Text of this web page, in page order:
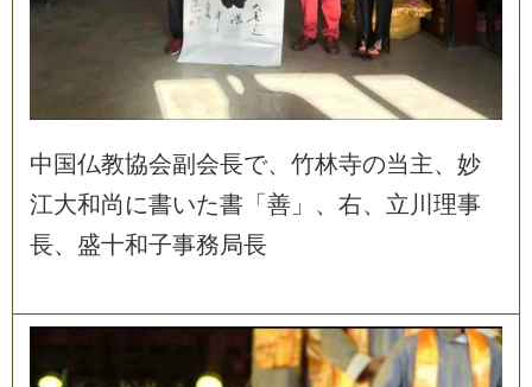
中 国仏教協会副 会長で、 竹林寺の当主、 妙
江大和尚に書いた書 「 善 」 、 右、 立 川 理事
長、 盛十和子事務局長